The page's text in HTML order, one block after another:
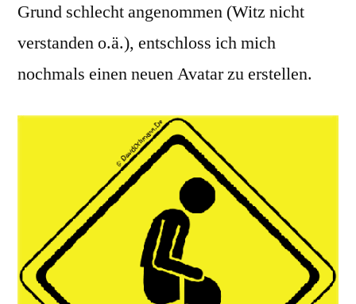
Grund schlecht angenommen (Witz nicht
verstanden o.ä.), entschloss ich mich
nochmals einen neuen Avatar zu erstellen.